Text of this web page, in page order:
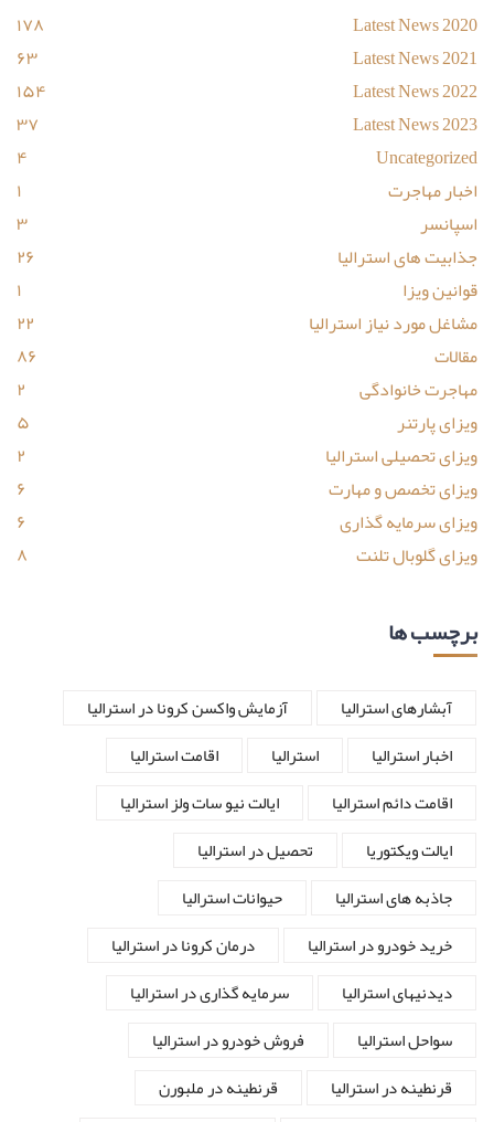
Latest News 2020
۱۷۸
Latest News 2021
۶۳
Latest News 2022
۱۵۴
Latest News 2023
۳۷
Uncategorized
۴
اخبار مهاجرت
۱
اسپانسر
۳
جذابیت های استرالیا
۲۶
قوانین ویزا
۱
مشاغل مورد نیاز استرالیا
۲۲
مقالات
۸۶
مهاجرت خانوادگی
۲
ویزای پارتنر
۵
ویزای تحصیلی استرالیا
۲
ویزای تخصص و مهارت
۶
ویزای سرمایه گذاری
۶
ویزای گلوبال تلنت
۸
برچسب ها
آبشارهای استرالیا
آزمایش واکسن کرونا در استرالیا
اخبار استرالیا
استرالیا
اقامت استرالیا
اقامت دائم استرالیا
ایالت نیو سات ولز استرالیا
ایالت ویکتوریا
تحصیل در استرالیا
جاذبه های استرالیا
حیوانات استرالیا
خرید خودرو در استرالیا
درمان کرونا در استرالیا
دیدنیهای استرالیا
سرمایه گذاری در استرالیا
سواحل استرالیا
فروش خودرو در استرالیا
قرنطینه در استرالیا
قرنطینه در ملبورن